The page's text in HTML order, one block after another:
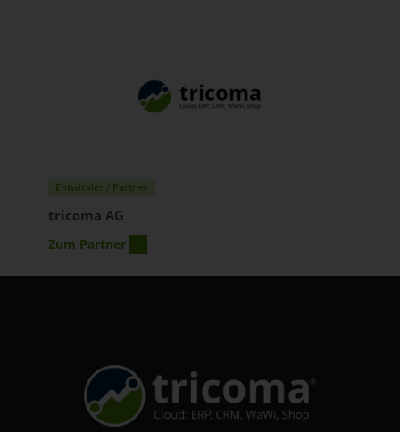
Entwickler / Partner
tricoma AG
Zum Partner